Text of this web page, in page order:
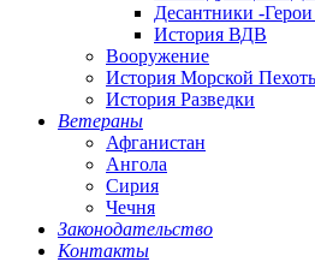
Десантники -
История ВДВ
Вооружение
История Морской
История Разведки
Ветераны
Афганистан
Ангола
Сирия
Чечня
Законодательство
Контакты